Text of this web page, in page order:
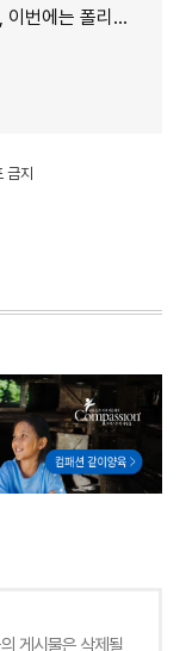
콘 관세 15% 추진
금지